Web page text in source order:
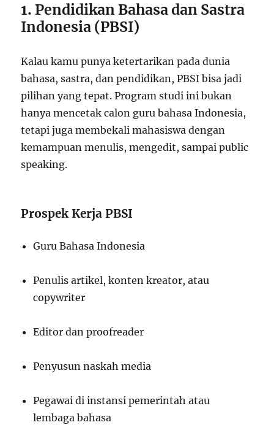
1. Pendidikan Bahasa dan Sastra
Indonesia (PBSI)
Kalau kamu punya ketertarikan pada dunia
bahasa, sastra, dan pendidikan, PBSI bisa jadi
pilihan yang tepat. Program studi ini bukan
hanya mencetak calon guru bahasa Indonesia,
tetapi juga membekali mahasiswa dengan
kemampuan menulis, mengedit, sampai public
speaking.
Prospek Kerja PBSI
Guru Bahasa Indonesia
Penulis artikel, konten kreator, atau
copywriter
Editor dan proofreader
Penyusun naskah media
Pegawai di instansi pemerintah atau
lembaga bahasa